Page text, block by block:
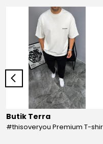
Butik Terra